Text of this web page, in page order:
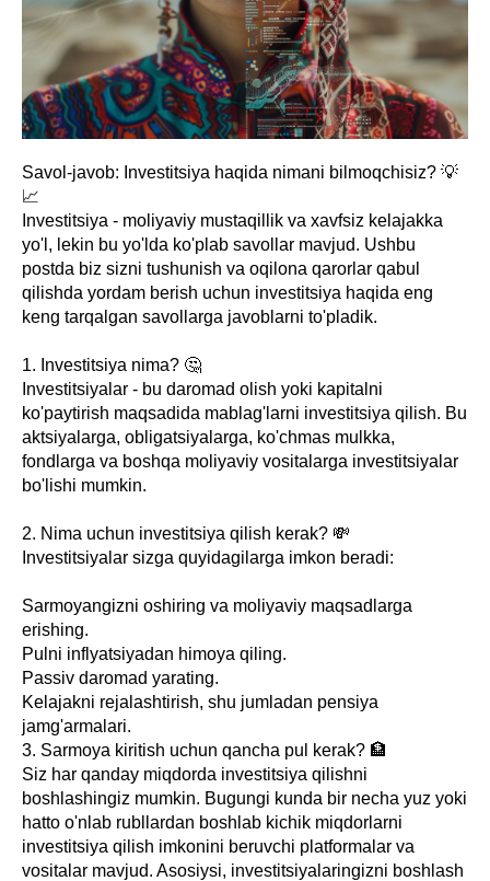
Savol-javob: Investitsiya haqida nimani bilmoqchisiz? 💡
📈
Investitsiya - moliyaviy mustaqillik va xavfsiz kelajakka
yo'l, lekin bu yo'lda ko'plab savollar mavjud. Ushbu
postda biz sizni tushunish va oqilona qarorlar qabul
qilishda yordam berish uchun investitsiya haqida eng
keng tarqalgan savollarga javoblarni to'pladik.
1. Investitsiya nima? 🤔
Investitsiyalar - bu daromad olish yoki kapitalni
ko'paytirish maqsadida mablag'larni investitsiya qilish. Bu
aktsiyalarga, obligatsiyalarga, ko'chmas mulkka,
fondlarga va boshqa moliyaviy vositalarga investitsiyalar
bo'lishi mumkin.
2. Nima uchun investitsiya qilish kerak? 💸
Investitsiyalar sizga quyidagilarga imkon beradi:
Sarmoyangizni oshiring va moliyaviy maqsadlarga
erishing.
Pulni inflyatsiyadan himoya qiling.
Passiv daromad yarating.
Kelajakni rejalashtirish, shu jumladan pensiya
jamg'armalari.
3. Sarmoya kiritish uchun qancha pul kerak? 🏦
Siz har qanday miqdorda investitsiya qilishni
boshlashingiz mumkin. Bugungi kunda bir necha yuz yoki
hatto o'nlab rubllardan boshlab kichik miqdorlarni
investitsiya qilish imkonini beruvchi platformalar va
vositalar mavjud. Asosiysi, investitsiyalaringizni boshlash